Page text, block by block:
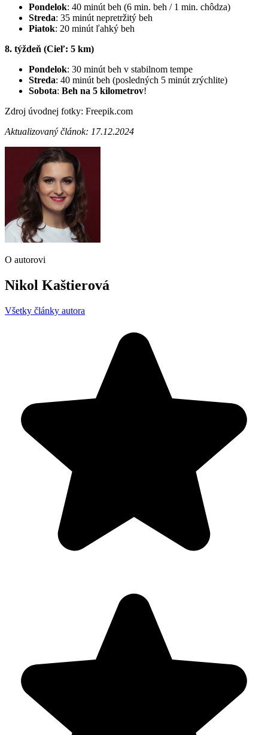
Pondelok: 40 minút beh (6 min. beh / 1 min. chôdza)
Streda: 35 minút nepretržitý beh
Piatok: 20 minút ľahký beh
8. týždeň (Cieľ: 5 km)
Pondelok: 30 minút beh v stabilnom tempe
Streda: 40 minút beh (posledných 5 minút zrýchlite)
Sobota: Beh na 5 kilometrov!
Zdroj úvodnej fotky: Freepik.com
Aktualizovaný článok: 17.12.2024
O autorovi
Nikol Kaštierová
Všetky články autora